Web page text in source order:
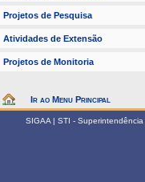
Projetos de Pesquisa
Atividades de Extensão
Projetos de Monitoria
Ir ao Menu Principal
SIGAA | STI -